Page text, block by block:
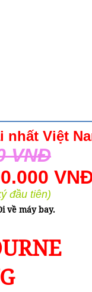
nhất Việt
VNĐ
đầu tiên)
về máy bay.